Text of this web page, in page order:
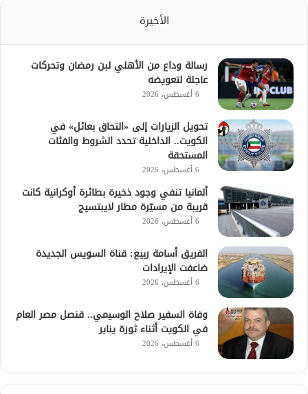
الأخيرة
رسالة وداع من الأهلي لبن رمضان وتحركات
عاجلة لتعويضه
6 أغسطس، 2026
تحويل الزيارات إلى «التحاق بعائل» في
الكويت.. الداخلية تحدد الشروط والفئات
المستحقة
6 أغسطس، 2026
ألمانيا تنفي وجود ذخيرة بطائرة أوكرانية كانت
قريبة من مسيّرة مطار لايبتسيج
6 أغسطس، 2026
الفريق أسامة ربيع: قناة السويس الجديدة
ضاعفت الإيرادات
6 أغسطس، 2026
وفاة السفير صلاح الوسيمي.. قنصل مصر العام
في الكويت أثناء ثورة يناير
6 أغسطس، 2026